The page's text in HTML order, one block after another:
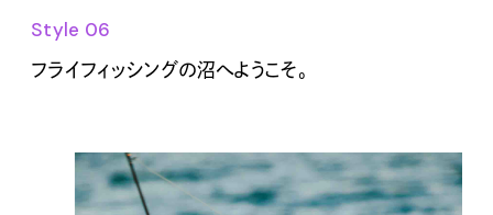
Style 06
フライフィッシングの沼へようこそ。